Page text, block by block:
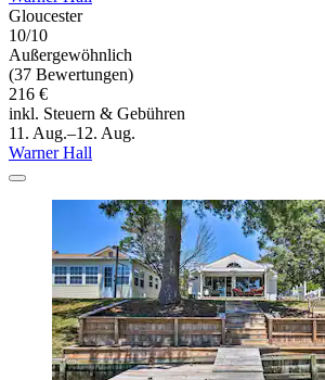
Gloucester
10/10
Außergewöhnlich
(37 Bewertungen)
216 €
inkl. Steuern & Gebühren
11. Aug.–12. Aug.
Warner Hall